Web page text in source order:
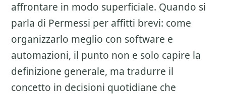
affrontare in modo superficiale. Quando si
parla di Permessi per affitti brevi: come
organizzarlo meglio con software e
automazioni, il punto non e solo capire la
definizione generale, ma tradurre il
concetto in decisioni quotidiane che